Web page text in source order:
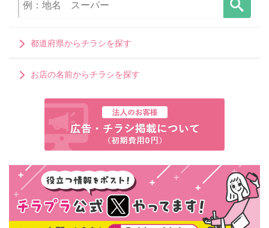
都道府県からチラシを探す
お店の名前からチラシを探す